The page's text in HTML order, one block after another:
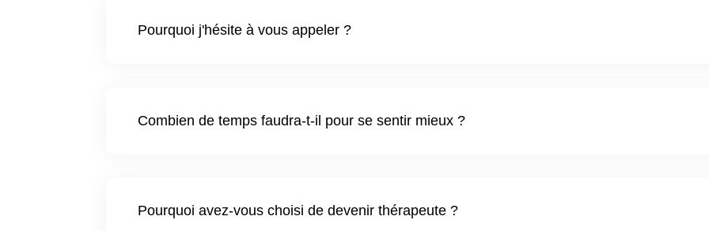
Pourquoi j'hésite à vous appeler ?
Combien de temps faudra-t-il pour se sentir mieux ?
Pourquoi avez-vous choisi de devenir thérapeute ?